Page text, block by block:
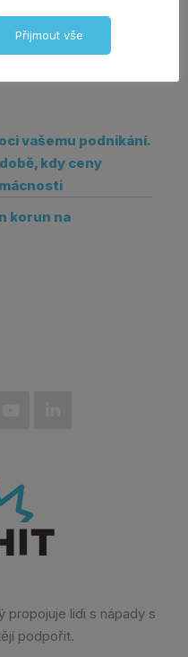
vašemu podnikání.
kdy ceny
korun na
propojuje lidi s nápady s
podpořit.
Přijmout vše